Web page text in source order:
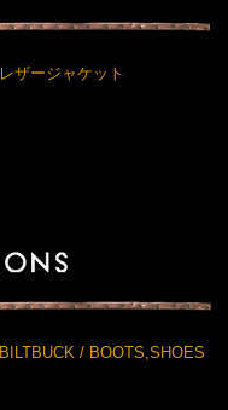
レザージャケット
BILTBUCK / BOOTS,SHOES